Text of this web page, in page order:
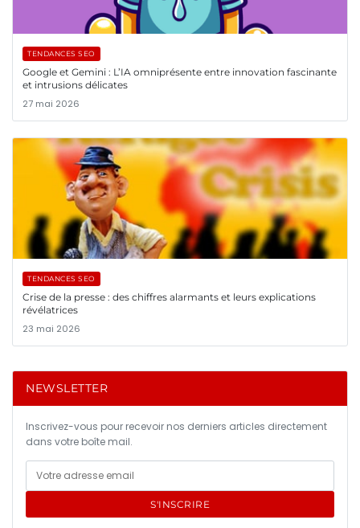
TENDANCES SEO
Google et Gemini : L’IA omniprésente entre innovation fascinante
et intrusions délicates
27 mai 2026
TENDANCES SEO
Crise de la presse : des chiffres alarmants et leurs explications
révélatrices
23 mai 2026
NEWSLETTER
Inscrivez-vous pour recevoir nos derniers articles directement
dans votre boîte mail.
S'INSCRIRE